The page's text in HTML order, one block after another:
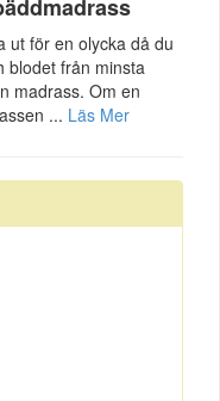
ut för en olycka då du
blodet från minsta
madrass. Om en
... Läs Mer